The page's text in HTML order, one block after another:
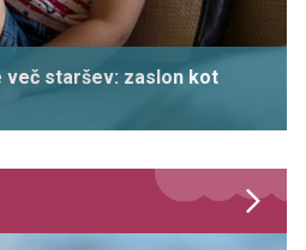
več staršev: zaslon kot